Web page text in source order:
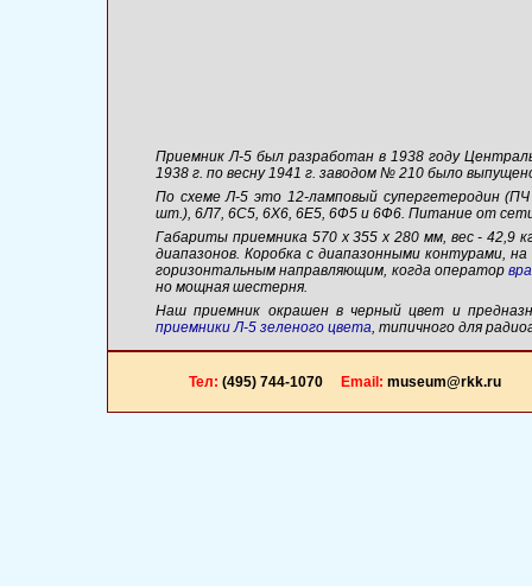
Приемник Л-5 был разработан в 1938 году
1938 г. по весну 1941 г. заводом № 210 было
По схеме Л-5 это 12-ламповый супергетеродин
шт.), 6Л7, 6С5, 6Х6, 6Е5, 6Ф5 и 6Ф6. Питание от
Габариты приемника 570 х 355 х 280 мм, вес - 42,9
диапазонов. Коробка с диапазонными контурами,
горизонтальным направляющим, когда оператор
но мощная шестерня.
Наш приемник окрашен в черный цвет и
приемникиЛ-5 зеленого цвета, типичного для
Тел: (495) 744-1070 Email: museum@rkk.ru